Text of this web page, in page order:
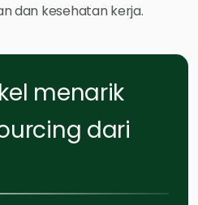
dan kesehatan kerja.
menarik
dari